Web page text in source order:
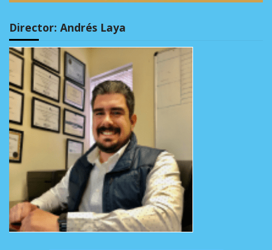
Director: Andrés Laya